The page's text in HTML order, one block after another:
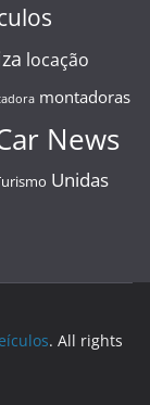
locação
montadoras
News
Unidas
. All rights